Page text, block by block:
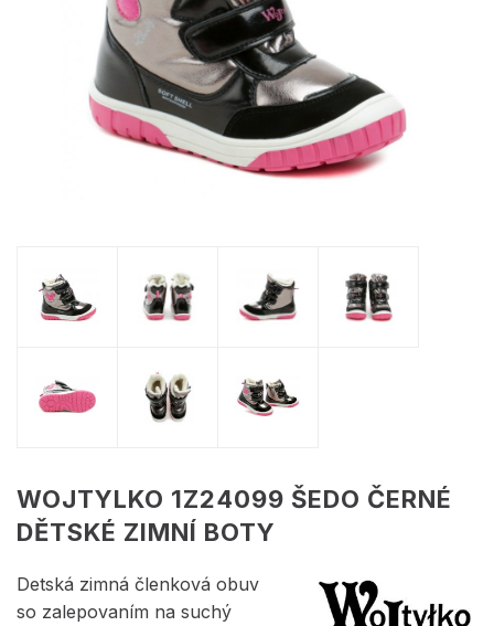
WOJTYLKO 1Z24099 ŠEDO ČERNÉ
DĚTSKÉ ZIMNÍ BOTY
Detská zimná členková obuv
so zalepovaním na suchý